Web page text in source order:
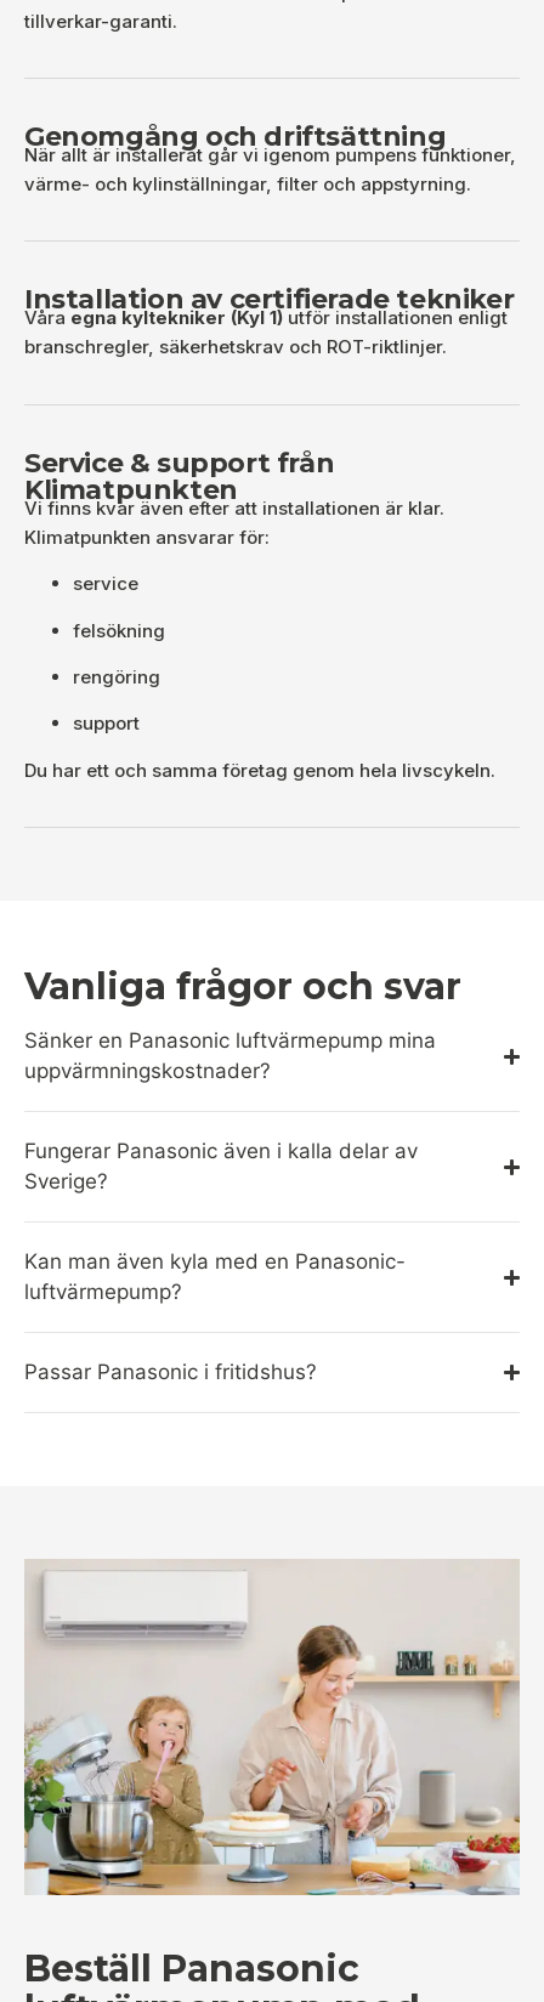
tillverkar-garanti.
Genomgång och driftsättning
När allt är installerat går vi igenom pumpens funktioner,
värme- och kylinställningar, filter och appstyrning.
Installation av certifierade tekniker
Våra egna kyltekniker (Kyl 1) utför installationen enligt
branschregler, säkerhetskrav och ROT-riktlinjer.
Service & support från
Klimatpunkten
Vi finns kvar även efter att installationen är klar.
Klimatpunkten ansvarar för:
service
felsökning
rengöring
support
Du har ett och samma företag genom hela livscykeln.
Vanliga frågor och svar
Sänker en Panasonic luftvärmepump mina
uppvärmningskostnader?
Fungerar Panasonic även i kalla delar av
Sverige?
Kan man även kyla med en Panasonic-
luftvärmepump?
Passar Panasonic i fritidshus?
Beställ Panasonic